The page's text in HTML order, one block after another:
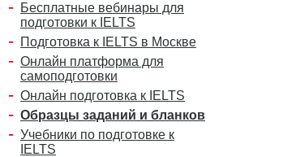
Бесплатные вебинары для
подготовки к IELTS
Подготовка к IELTS в Москве
Онлайн платформа для
самоподготовки
Онлайн подготовка к IELTS
Образцы заданий и бланков
Учебники по подготовке к
IELTS